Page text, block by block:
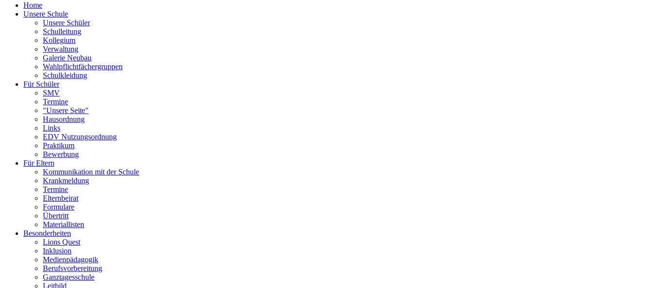
Home
Unsere Schule
Unsere Schüler
Schulleitung
Kollegium
Verwaltung
Galerie Neubau
Wahlpflichtfächergruppen
Schulkleidung
Für Schüler
SMV
Termine
"Unsere Seite"
Hausordnung
Links
EDV Nutzungsordnung
Praktikum
Bewerbung
Für Eltern
Kommunikation mit der Schule
Krankmeldung
Termine
Elternbeirat
Formulare
Übertritt
Materiallisten
Besonderheiten
Lions Quest
Inklusion
Medienpädagogik
Berufsvorbereitung
Ganztagesschule
Leitbild